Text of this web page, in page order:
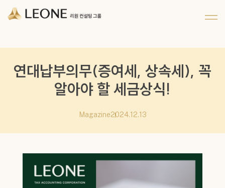
CI 소개
파트너십
리원 이야기
지원하기
연대납부의무(증여세, 상속세), 꼭
알아야 할 세금상식!
Magazine2024.12.13